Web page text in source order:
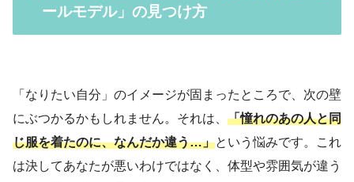
ールモデル」の見つけ方
「なりたい自分」のイメージが固まったところで、次の壁
にぶつかるかもしれません。それは、 「憧れのあの人と同
じ服を着たのに、なんだか違う…」という悩みです。これ
は決してあなたが悪いわけではなく、体型や雰囲気が違う